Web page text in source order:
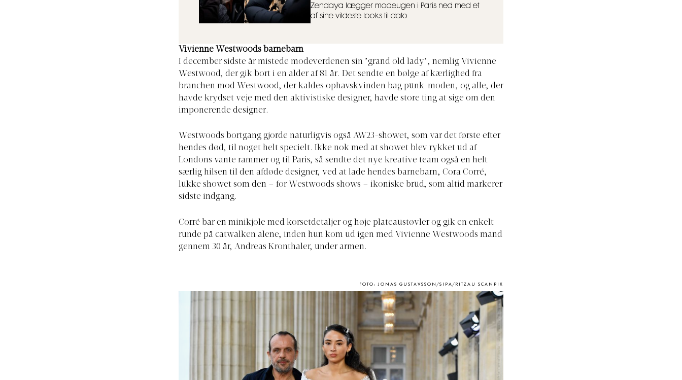
Zendaya lægger modeugen i Paris ned med et
af sine vildeste looks til dato
Vivienne Westwoods barnebarn
I december sidste år mistede modeverdenen sin ’grand old lady’, nemlig Vivienne
Westwood, der gik bort i en alder af 81 år. Det sendte en bølge af kærlighed fra
branchen mod Westwood, der kaldes ophavskvinden bag punk-moden, og alle, der
havde krydset veje med den aktivistiske designer, havde store ting at sige om den
imponerende designer.
Westwoods bortgang gjorde naturligvis også AW23-showet, som var det første efter
hendes død, til noget helt specielt. Ikke nok med at showet blev rykket ud af
Londons vante rammer og til Paris, så sendte det nye kreative team også en helt
særlig hilsen til den afdøde designer, ved at lade hendes barnebarn, Cora Corré,
lukke showet som den – for Westwoods shows – ikoniske brud, som altid markerer
sidste indgang.
Corré bar en minikjole med korsetdetaljer og høje plateaustøvler og gik en enkelt
runde på catwalken alene, inden hun kom ud igen med Vivienne Westwoods mand
gennem 30 år, Andreas Kronthaler, under armen.
FOTO: JONAS GUSTAVSSON/SIPA/RITZAU SCANPIX